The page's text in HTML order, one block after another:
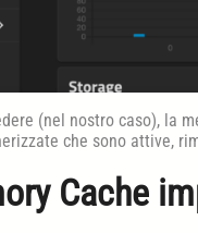
(nel nostro caso), la
che sono attive,
Cache